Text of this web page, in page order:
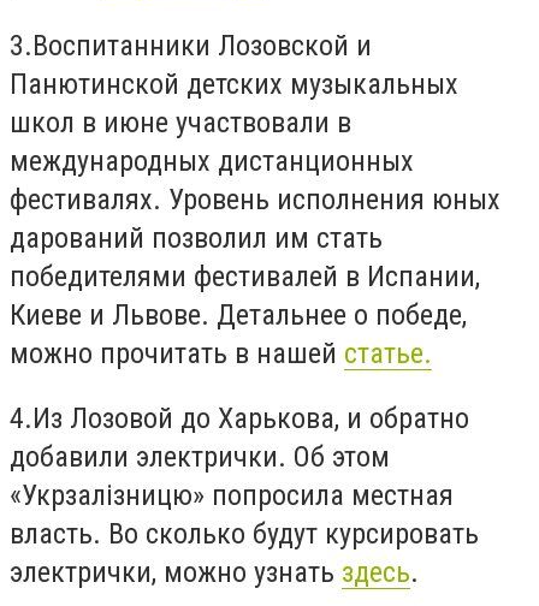
3.Воспитанники Лозовской и
Панютинской детских музыкальных
школ в июне участвовали в
международных дистанционных
фестивалях. Уровень исполнения юных
дарований позволил им стать
победителями фестивалей в Испании,
Киеве и Львове. Детальнее о победе,
можно прочитать в нашей статье.
4.Из Лозовой до Харькова, и обратно
добавили электрички. Об этом
«Укрзалізницю» попросила местная
власть. Во сколько будут курсировать
электрички, можно узнать здесь.